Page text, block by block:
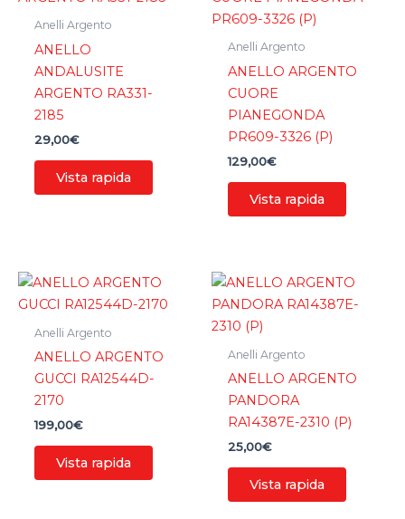
Anelli Argento
ANELLO
ANDALUSITE
ARGENTO RA331-
2185
29,00€
Vista rapida
Anelli Argento
ANELLO ARGENTO
CUORE
PIANEGONDA
PR609-3326 (P)
129,00€
Vista rapida
Anelli Argento
ANELLO ARGENTO
GUCCI RA12544D-
2170
199,00€
Vista rapida
Anelli Argento
ANELLO ARGENTO
PANDORA
RA14387E-2310 (P)
25,00€
Vista rapida